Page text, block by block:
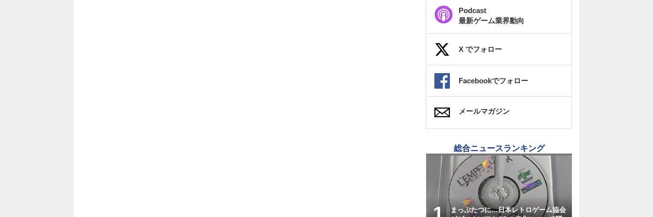
Podcast
最新ゲーム業界動向
X でフォロー
Facebookでフォロー
メールマガジン
総合ニュースランキング
まっぷたつに…日本レトロゲーム協会